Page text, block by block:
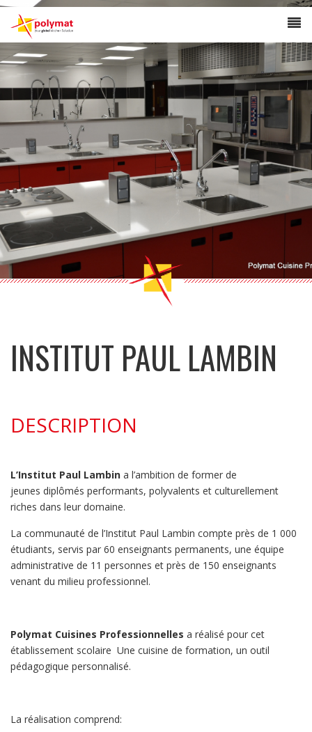
INSTITUT PAUL LAMBIN
DESCRIPTION
L’Institut Paul Lambin a l’ambition de former de
jeunes diplômés performants, polyvalents et culturellement
riches dans leur domaine.
La communauté de l’Institut Paul Lambin compte près de 1 000
étudiants, servis par 60 enseignants permanents, une équipe
administrative de 11 personnes et près de 150 enseignants
venant du milieu professionnel.
Polymat Cuisines Professionnelles a réalisé pour cet
établissement scolaire Une cuisine de formation, un outil
pédagogique personnalisé.
La réalisation comprend: